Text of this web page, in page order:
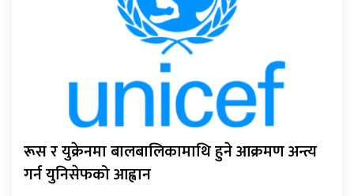
रूस र युक्रेनमा बालबालिकामाथि हुने आक्रमण अन्त्य
गर्न युनिसेफको आह्वान